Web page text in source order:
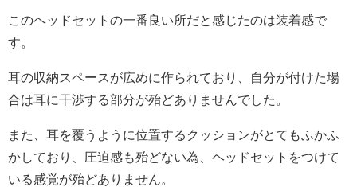
このヘッドセットの一番良い所だと感じたのは装着感で
す。
耳の収納スペースが広めに作られており、自分が付けた場
合は耳に干渉する部分が殆どありませんでした。
また、耳を覆うように位置するクッションがとてもふかふ
かしており、圧迫感も殆どない為、ヘッドセットをつけて
いる感覚が殆どありません。